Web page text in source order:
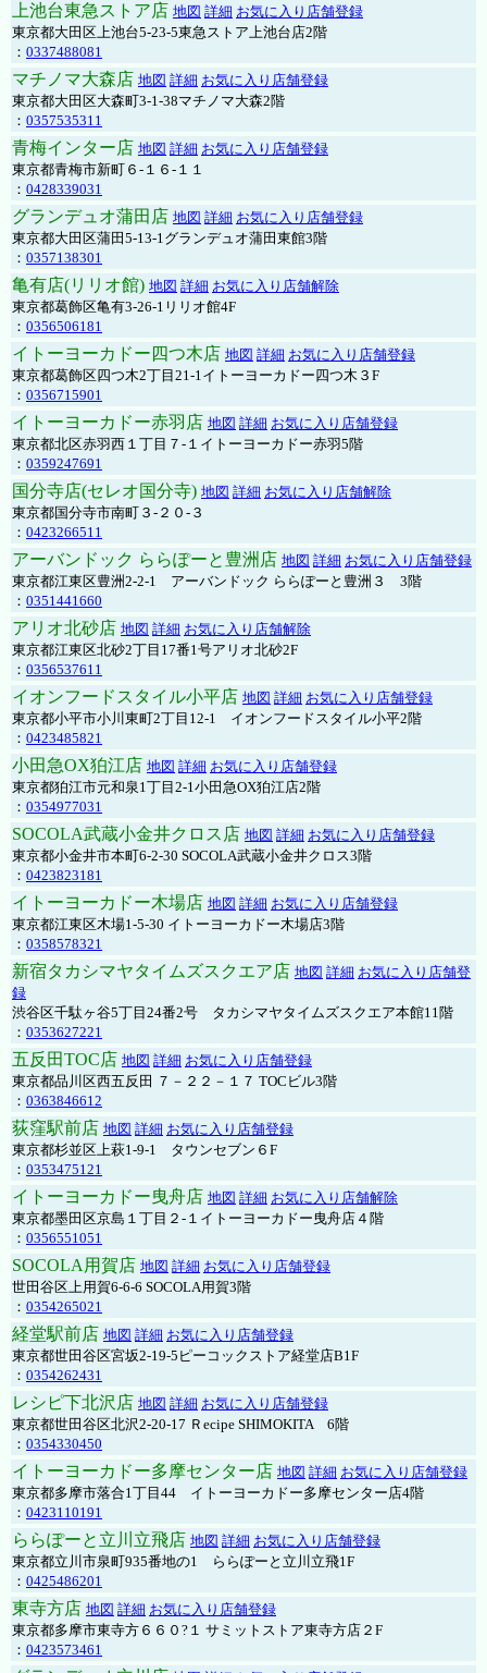
上池台東急ストア店 地図 詳細 お気に入り店舗登録
東京都大田区上池台5-23-5東急ストア上池台店2階
： 0337488081
マチノマ大森店 地図 詳細 お気に入り店舗登録
東京都大田区大森町3-1-38マチノマ大森2階
： 0357535311
青梅インター店 地図 詳細 お気に入り店舗登録
東京都青梅市新町６-１６-１１
： 0428339031
グランデュオ蒲田店 地図 詳細 お気に入り店舗登録
東京都大田区蒲田5-13-1グランデュオ蒲田東館3階
： 0357138301
亀有店(リリオ館) 地図 詳細 お気に入り店舗解除
東京都葛飾区亀有3-26-1リリオ館4F
： 0356506181
イトーヨーカドー四つ木店 地図 詳細 お気に入り店舗登録
東京都葛飾区四つ木2丁目21-1イトーヨーカドー四つ木３F
： 0356715901
イトーヨーカドー赤羽店 地図 詳細 お気に入り店舗登録
東京都北区赤羽西１丁目７-１イトーヨーカドー赤羽5階
： 0359247691
国分寺店(セレオ国分寺) 地図 詳細 お気に入り店舗解除
東京都国分寺市南町３-２０-３
： 0423266511
アーバンドック ららぽーと豊洲店 地図 詳細 お気に入り店舗登録
東京都江東区豊洲2-2-1 アーバンドック ららぽーと豊洲３ 3階
： 0351441660
アリオ北砂店 地図 詳細 お気に入り店舗解除
東京都江東区北砂2丁目17番1号アリオ北砂2F
： 0356537611
イオンフードスタイル小平店 地図 詳細 お気に入り店舗登録
東京都小平市小川東町2丁目12-1 イオンフードスタイル小平2階
： 0423485821
小田急OX狛江店 地図 詳細 お気に入り店舗登録
東京都狛江市元和泉1丁目2-1小田急OX狛江店2階
： 0354977031
SOCOLA武蔵小金井クロス店 地図 詳細 お気に入り店舗登録
東京都小金井市本町6-2-30 SOCOLA武蔵小金井クロス3階
： 0423823181
イトーヨーカドー木場店 地図 詳細 お気に入り店舗登録
東京都江東区木場1-5-30 イトーヨーカドー木場店3階
： 0358578321
新宿タカシマヤタイムズスクエア店 地図 詳細 お気に入り店舗登
録
渋谷区千駄ヶ谷5丁目24番2号 タカシマヤタイムズスクエア本館11階
： 0353627221
五反田TOC店 地図 詳細 お気に入り店舗登録
東京都品川区西五反田 ７－２２－１７ TOCビル3階
： 0363846612
荻窪駅前店 地図 詳細 お気に入り店舗登録
東京都杉並区上萩1-9-1 タウンセブン６F
： 0353475121
イトーヨーカドー曳舟店 地図 詳細 お気に入り店舗解除
東京都墨田区京島１丁目２-１イトーヨーカドー曳舟店４階
： 0356551051
SOCOLA用賀店 地図 詳細 お気に入り店舗登録
世田谷区上用賀6-6-6 SOCOLA用賀3階
： 0354265021
経堂駅前店 地図 詳細 お気に入り店舗登録
東京都世田谷区宮坂2-19-5ピーコックストア経堂店B1F
： 0354262431
レシピ下北沢店 地図 詳細 お気に入り店舗登録
東京都世田谷区北沢2-20-17 Ｒecipe SHIMOKITA 6階
： 0354330450
イトーヨーカドー多摩センター店 地図 詳細 お気に入り店舗登録
東京都多摩市落合1丁目44 イトーヨーカドー多摩センター店4階
： 0423110191
ららぽーと立川立飛店 地図 詳細 お気に入り店舗登録
東京都立川市泉町935番地の1 ららぽーと立川立飛1F
： 0425486201
東寺方店 地図 詳細 お気に入り店舗登録
東京都多摩市東寺方６６０?１ サミットストア東寺方店２F
： 0423573461